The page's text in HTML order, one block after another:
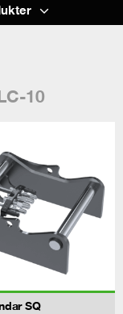
10
SQ